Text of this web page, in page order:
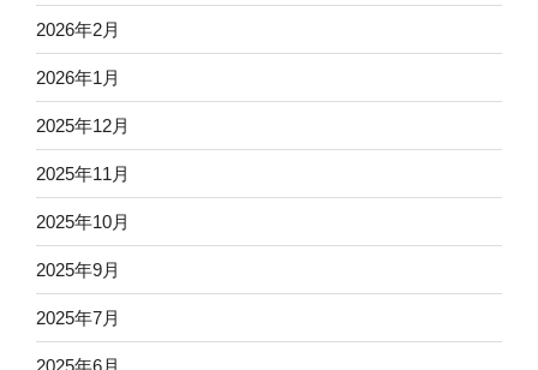
2026年2月
2026年1月
2025年12月
2025年11月
2025年10月
2025年9月
2025年7月
2025年6月